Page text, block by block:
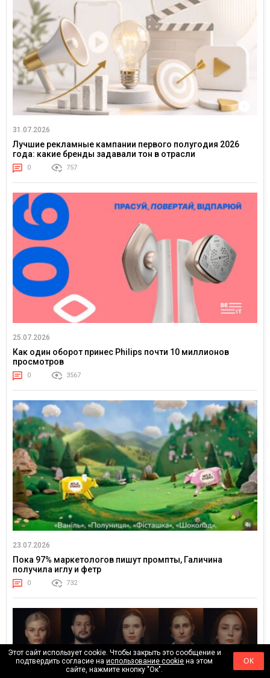
31.07.2026
Лучшие рекламные кампании первого полугодия 2026
года: какие бренды задавали тон в отрасли
0 757
25.07.2026
Как один оборот принес Philips почти 10 миллионов
просмотров
0 3567
23.07.2026
Пока 97% маркетологов пишут промпты, Галичина
получила иглу и фетр
0 732
Этот сайт использует cookie. Чтобы закрыть это сообщение и
подтвердить согласие наиспользование cookie на этом
сайте, нажмите кнопку "Ок".
ОК